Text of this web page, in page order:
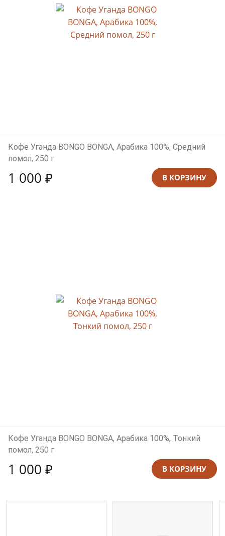
Кофе Уганда BONGO BONGA, Арабика 100%, Средний
помол, 250 г
1 000 ₽ В КОРЗИНУ
Кофе Уганда BONGO BONGA, Арабика 100%, Тонкий
помол, 250 г
1 000 ₽ В КОРЗИНУ